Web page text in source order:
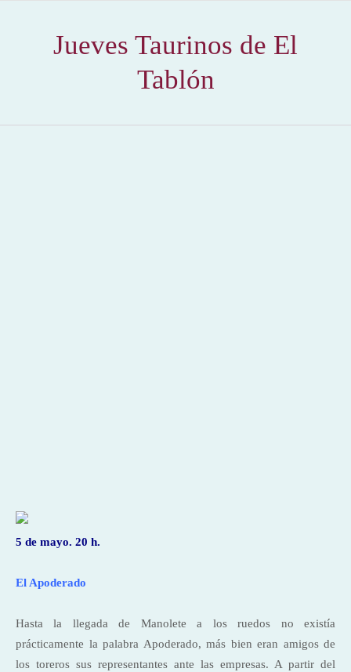
Jueves Taurinos de El
Tablón
5 de mayo. 20 h.
El Apoderado
Hasta la llegada de Manolete a los ruedos no existía
prácticamente la palabra Apoderado, más bien eran amigos de
los toreros sus representantes ante las empresas. A partir del